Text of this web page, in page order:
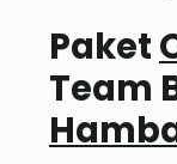
Paket
Team